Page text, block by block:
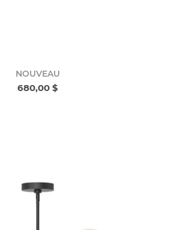
NOUVEAU
680,00 $